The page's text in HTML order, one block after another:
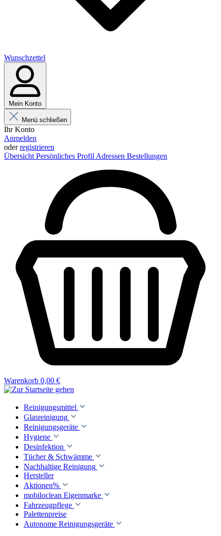
Wunschzettel
Mein Konto
Menü schließen
Ihr Konto
Anmelden
oderregistrieren
Übersicht Persönliches Profil Adressen Bestellungen
Warenkorb 0,00 €
Reinigungsmittel
Glasreinigung
Reinigungsgeräte
Hygiene
Desinfektion
Tücher & Schwämme
Nachhaltige Reinigung
Hersteller
Aktionen%
mobiloclean Eigenmarke
Fahrzeugpflege
Palettenpreise
Autonome Reinigungsgeräte